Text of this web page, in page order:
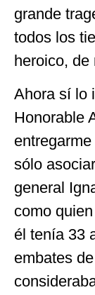
grande
todos los
heroico, de
Ahora sí lo
Honorable
sólo
general
como
él tenía 33
embates